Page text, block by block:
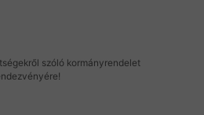
szóló kormányrendelet